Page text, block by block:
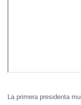
La primera presidenta